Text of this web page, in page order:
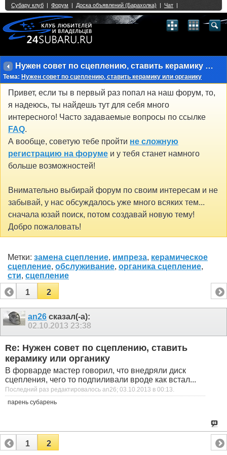
Нужен совет по сцеплению, ставить керамику или органику
Тема: Нужен совет по сцеплению, ставить керамику или органику
Привет, если ты в первый раз попал на наш форум, то,
я надеюсь, ты найдешь тут для себя много
интересного! Часто задаваемые вопросы по ссылке
FAQ.
А вообще, советую тебе пройти не сложную
регистрацию на форуме и у тебя станет намного
больше возможностей!
Внимательно выбирай форум по своим интересам и не
забывай, у нас обсуждалось уже много всяких тем...
сначала юзай поиск, потом создавай новую тему!
Добро пожаловать!
Метки: замена сцепление, импреза, керамическое
сцепление, обслуживание, органика сцепление,
сти, сцепление
1
2
an26 сказал(-а):
02.10.2013 23:38
Re: Нужен совет по сцеплению, ставить
керамику или органику
В форварде мастер говорил, что внедряли диск
сцепления, чего то подпиливали вроде как встал...
Последний раз редактировалось an26; 03.10.2013 в 00:13.
парень субарень
1 2
Single Sign On provided byvBSSO
2 3 4 5 6 7 8 9 10 11 12 13 14 15 16 17 18 21 22 23 24 25 26
27 28 29 30 31 32 33 40 41 42 43